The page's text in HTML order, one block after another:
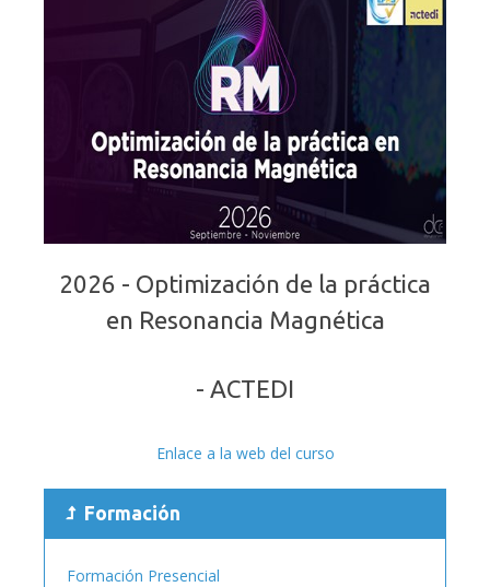
Formación
Formación Presencial
2026 - Optimización de la práctica
en Resonancia Magnética
- ACTEDI
Enlace a la web del curso